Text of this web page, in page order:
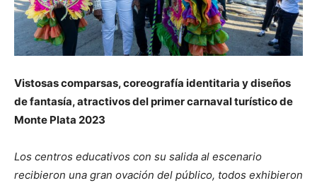
Vistosas comparsas, coreografía identitaria y diseños
de fantasía, atractivos del primer carnaval turístico de
Monte Plata 2023
Los centros educativos con su salida al escenario
recibieron una gran ovación del público, todos exhibieron